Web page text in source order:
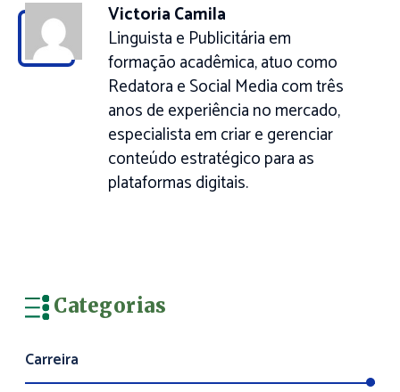
Victoria Camila
Linguista e Publicitária em
formação acadêmica, atuo como
Redatora e Social Media com três
anos de experiência no mercado,
especialista em criar e gerenciar
conteúdo estratégico para as
plataformas digitais.
Categorias
Carreira